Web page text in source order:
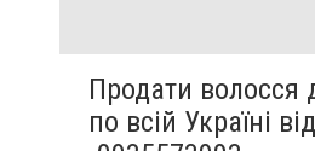
Продати волосся
по всій Україні